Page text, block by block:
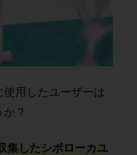
用したユーザーは
？
集したシボローカユ